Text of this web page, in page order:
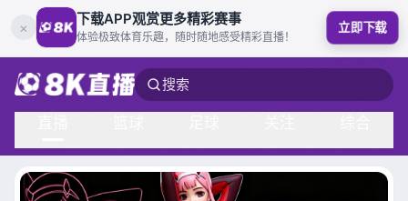
× 下载APP观赏更多精彩赛事
体验极致体育乐趣，随时随地感受精彩直播！
立即下载
搜索